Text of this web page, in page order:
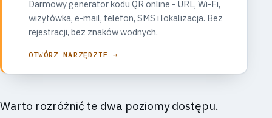
Darmowy generator kodu QR online - URL, Wi-Fi,
wizytówka, e-mail, telefon, SMS i lokalizacja. Bez
rejestracji, bez znaków wodnych.
OTWÓRZ NARZĘDZIE →
Warto rozróżnić te dwa poziomy dostępu.